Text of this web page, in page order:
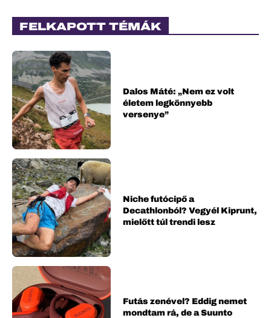
FELKAPOTT TÉMÁK
Dalos Máté: „Nem ez volt
életem legkönnyebb
versenye”
Niche futócipő a
Decathlonból? Vegyél Kiprunt,
mielőtt túl trendi lesz
Futás zenével? Eddig nemet
mondtam rá, de a Suunto